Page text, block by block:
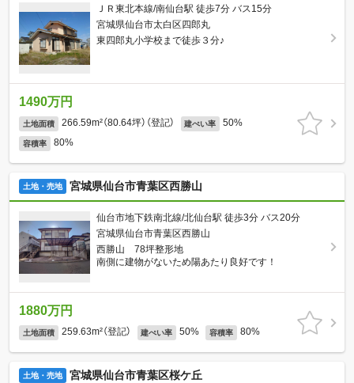
ＪＲ東北本線/南仙台駅 徒歩7分 バス15分
宮城県仙台市太白区四郎丸
東四郎丸小学校まで徒歩３分♪
1490万円
土地面積 266.59m²（80.64坪）（登記） 建ぺい率 50%
容積率 80%
土地・売地 宮城県仙台市青葉区西勝山
仙台市地下鉄南北線/北仙台駅 徒歩3分 バス20分
宮城県仙台市青葉区西勝山
西勝山 78坪整形地
南側に建物がないため陽あたり良好です！
1880万円
土地面積 259.63m²（登記） 建ぺい率 50% 容積率 80%
土地・売地 宮城県仙台市青葉区桜ケ丘